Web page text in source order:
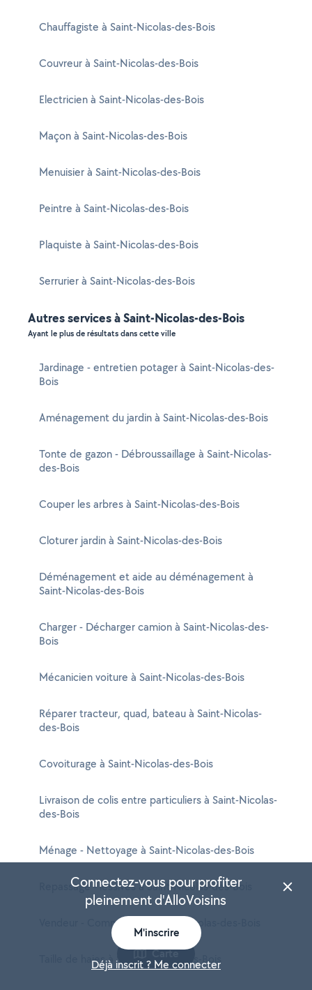
Chauffagiste à Saint-Nicolas-des-Bois
Couvreur à Saint-Nicolas-des-Bois
Electricien à Saint-Nicolas-des-Bois
Maçon à Saint-Nicolas-des-Bois
Menuisier à Saint-Nicolas-des-Bois
Peintre à Saint-Nicolas-des-Bois
Plaquiste à Saint-Nicolas-des-Bois
Serrurier à Saint-Nicolas-des-Bois
Autres services à Saint-Nicolas-des-Bois
Ayant le plus de résultats dans cette ville
Jardinage - entretien potager à Saint-Nicolas-des-
Bois
Aménagement du jardin à Saint-Nicolas-des-Bois
Tonte de gazon - Débroussaillage à Saint-Nicolas-
des-Bois
Couper les arbres à Saint-Nicolas-des-Bois
Cloturer jardin à Saint-Nicolas-des-Bois
Déménagement et aide au déménagement à
Saint-Nicolas-des-Bois
Charger - Décharger camion à Saint-Nicolas-des-
Bois
Mécanicien voiture à Saint-Nicolas-des-Bois
Réparer tracteur, quad, bateau à Saint-Nicolas-
des-Bois
Covoiturage à Saint-Nicolas-des-Bois
Livraison de colis entre particuliers à Saint-Nicolas-
des-Bois
Ménage - Nettoyage à Saint-Nicolas-des-Bois
Repassage - lessives à Saint-Nicolas-des-Bois
Vendeur - Commercial à Saint-Nicolas-des-Bois
Taille de haies à Saint-Nicolas-des-Bois
Carte
Connectez-vous pour profiter
pleinement d'AlloVoisins
M'inscrire
Déjà inscrit ? Me connecter